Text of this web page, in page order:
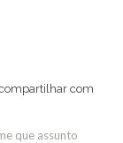
com
que assunto